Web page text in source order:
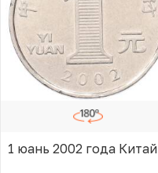
1 юань 2002 года Китай